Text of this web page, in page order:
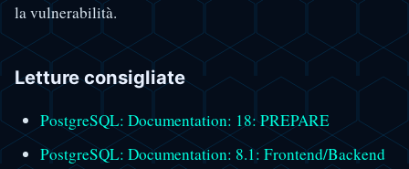
la vulnerabilità.
Letture consigliate
PostgreSQL: Documentation: 18: PREPARE
PostgreSQL: Documentation: 8.1: Frontend/Backend